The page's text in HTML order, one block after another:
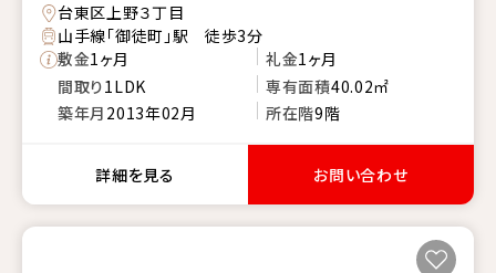
台東区上野３丁目
山手線「御徒町」駅 徒歩3分
敷金1ヶ月 礼金1ヶ月
間取り1LDK 専有面積40.02㎡
築年月 2013年02月 所在階9階
詳細を見る お問い合わせ